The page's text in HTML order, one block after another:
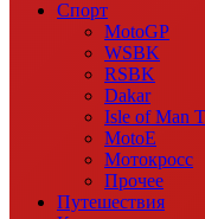
Спорт
MotoGP
WSBK
RSBK
Dakar
Isle of Man
MotoE
Мотокросс
Прочее
Путешествия